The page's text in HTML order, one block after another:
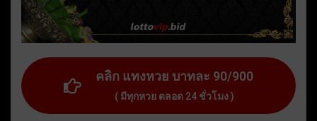
คลิก แทงหวย บาทละ 90/900
( มีทุกหวย ตลอด 24 ชั่วโมง )